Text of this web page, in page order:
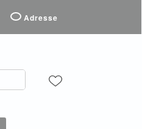
Adresse